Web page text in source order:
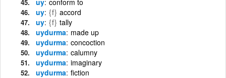
uy {f} accord
uy {f} tally
uydurma made up
uydurma concoction
uydurma calumny
uydurma imaginary
uydurma fiction